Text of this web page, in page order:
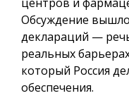
Обсуждение
деклараций —
реальных
который Россия
обеспечения.